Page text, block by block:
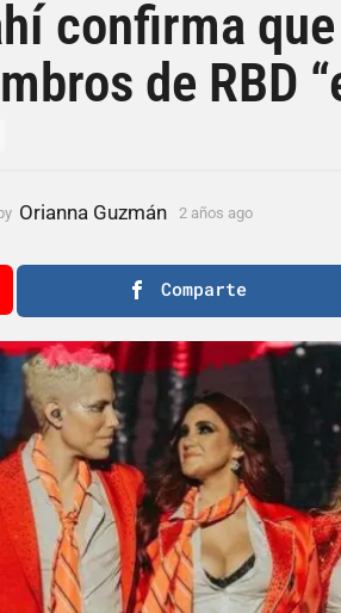
confirma
de RBD
Orianna Guzmán 2 años ago
g
Comparte